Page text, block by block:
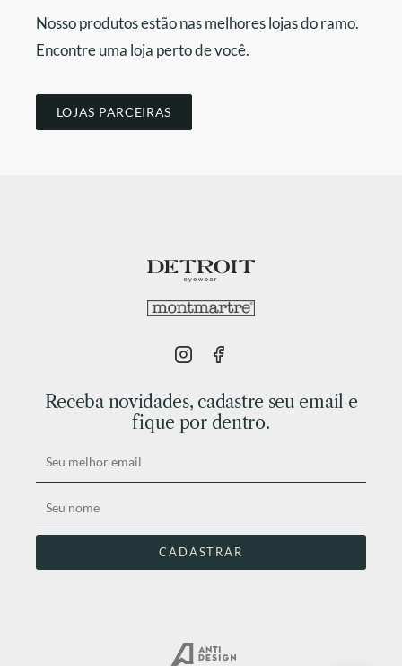
Nosso produtos estão nas melhores lojas do ramo.
Encontre uma loja perto de você.
LOJAS PARCEIRAS
Receba novidades, cadastre seu email e
fique por dentro.